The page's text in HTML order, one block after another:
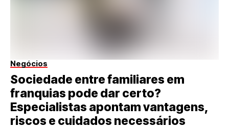
Negócios
Sociedade entre familiares em
franquias pode dar certo?
Especialistas apontam vantagens,
riscos e cuidados necessários